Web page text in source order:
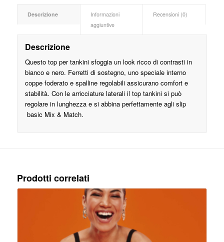
Descrizione
Informazioni
aggiuntive
Recensioni (0)
Descrizione
Questo top per tankini sfoggia un look ricco di contrasti in
bianco e nero. Ferretti di sostegno, uno speciale interno
coppe foderato e spalline regolabili assicurano comfort e
stabilità. Con le arricciature laterali il top tankini si può
regolare in lunghezza e si abbina perfettamente agli slip
basic Mix & Match.
Prodotti correlati